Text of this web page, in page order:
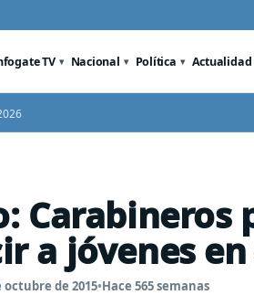
TV Nacional Política Actualidad
Carabineros
a jóvenes
octubre de 2015•Hace 565 semanas